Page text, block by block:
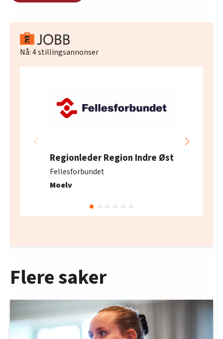
Nå:4stillingsannonser
Regionleder Region Indre Øst
Fellesforbundet
Moelv
Flere saker